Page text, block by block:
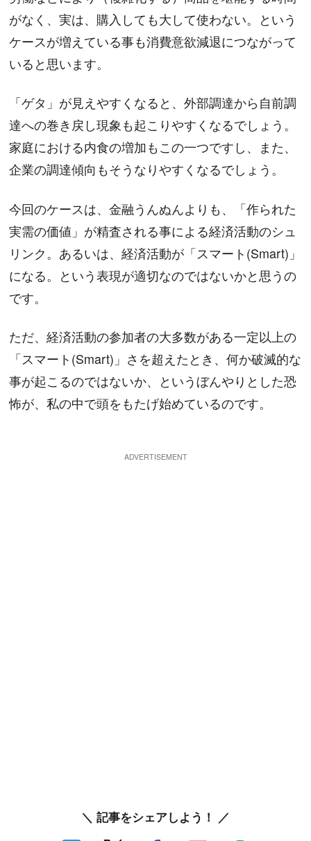
がなく、実は、購入しても大して使わない。という
ケースが増えている事も消費意欲減退につながって
いると思います。
「ゲタ」が見えやすくなると、外部調達から自前調
達への巻き戻し現象も起こりやすくなるでしょう。
家庭における内食の増加もこの一つですし、また、
企業の調達傾向もそうなりやすくなるでしょう。
今回のケースは、金融うんぬんよりも、「作られた
実需の価値」が精査される事による経済活動のシュ
リンク。あるいは、経済活動が「スマート(Smart)」
になる。という表現が適切なのではないかと思うの
です。
ただ、経済活動の参加者の大多数がある一定以上の
「スマート(Smart)」さを超えたとき、何か破滅的な
事が起こるのではないか、というぼんやりとした恐
怖が、私の中で頭をもたげ始めているのです。
＼ 記事をシェアしよう！ ／